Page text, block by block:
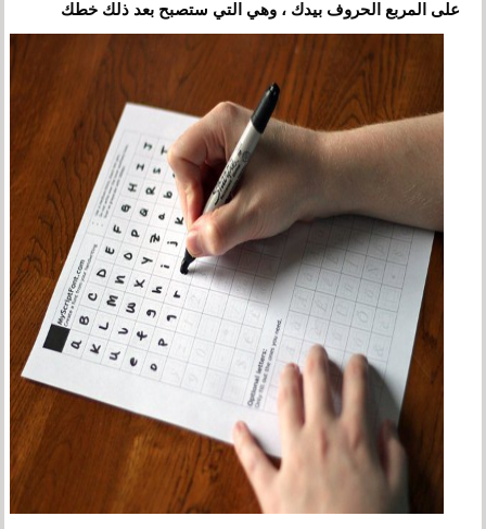
على المربع الحروف بيدك ، وهي التي ستصبح بعد ذلك خطك